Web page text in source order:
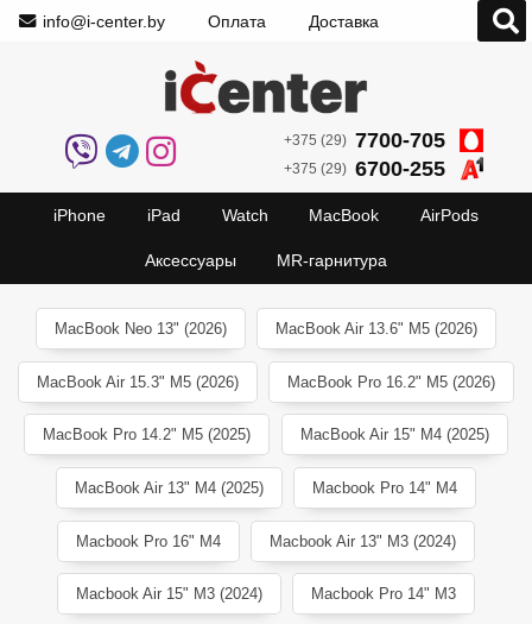
info@i-center.by Оплата Доставка
+375 (29) 7700-705
+375 (29) 6700-255
iPhone iPad Watch MacBook AirPods
Аксессуары MR-гарнитура
MacBook Neo 13" (2026) MacBook Air 13.6" M5 (2026)
MacBook Air 15.3" M5 (2026) MacBook Pro 16.2" M5 (2026)
MacBook Pro 14.2" M5 (2025) MacBook Air 15" M4 (2025)
MacBook Air 13" M4 (2025) Macbook Pro 14" M4
Macbook Pro 16" M4 Macbook Air 13" M3 (2024)
Macbook Air 15" M3 (2024) Macbook Pro 14" M3